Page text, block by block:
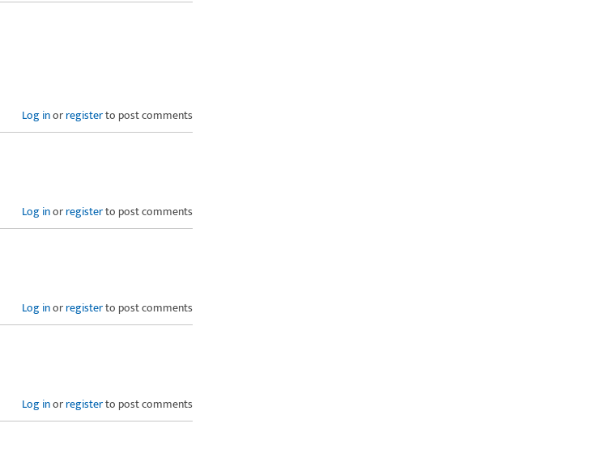
Log inorregisterto post comments
Log inorregisterto post comments
Log inorregisterto post comments
Log inorregisterto post comments